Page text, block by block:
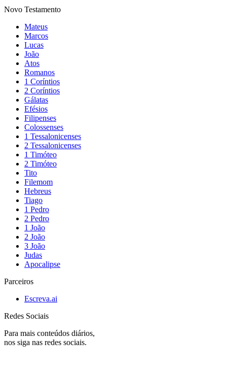
Novo Testamento
Mateus
Marcos
Lucas
João
Atos
Romanos
1 Coríntios
2 Coríntios
Gálatas
Efésios
Filipenses
Colossenses
1 Tessalonicenses
2 Tessalonicenses
1 Timóteo
2 Timóteo
Tito
Filemom
Hebreus
Tiago
1 Pedro
2 Pedro
1 João
2 João
3 João
Judas
Apocalipse
Parceiros
Escreva.ai
Redes Sociais
Para mais conteúdos diários,
nos siga nas redes sociais.